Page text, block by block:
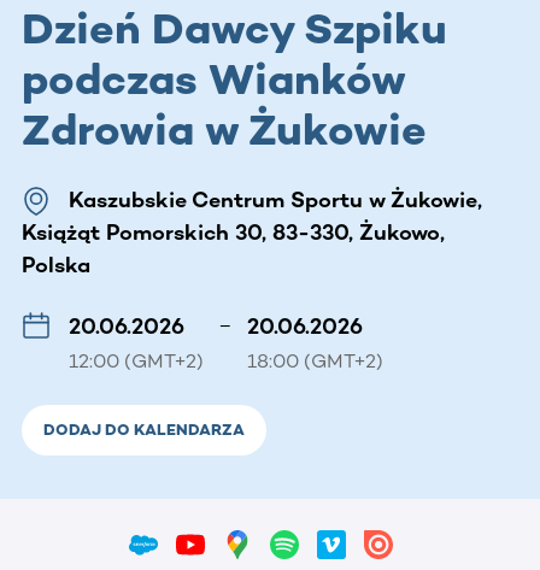
Dzień Dawcy Szpiku
podczas Wianków
Zdrowia w Żukowie
Kaszubskie Centrum Sportu w Żukowie,
Książąt Pomorskich 30, 83-330, Żukowo,
Polska
20.06.2026
12:00 (GMT+2)
– 20.06.2026
18:00 (GMT+2)
DODAJ DO KALENDARZA